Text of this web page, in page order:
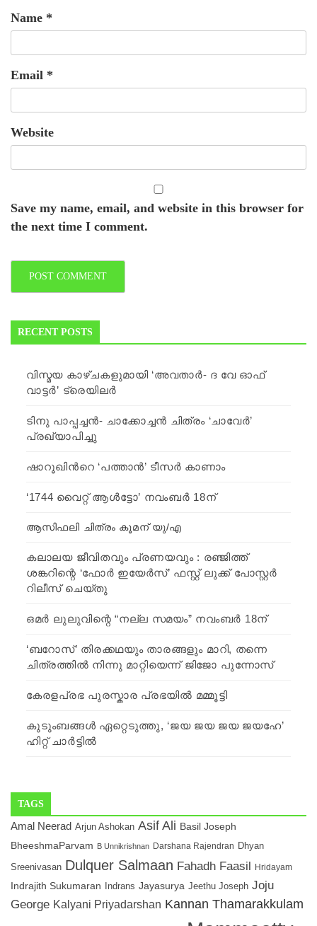
Name *
Email *
Website
Save my name, email, and website in this browser for
the next time I comment.
RECENT POSTS
വിസ്മയ കാഴ്ചകളുമായി ‘അവതാര്‍- ദ വേ ഓഫ്
വാട്ടര്‍’ ട്രെയിലര്‍
ടിനു പാപ്പച്ചന്‍- ചാക്കോച്ചന്‍ ചിത്രം ‘ചാവേര്‍’
പ്രഖ്യാപിച്ചു
ഷാറൂഖിന്‍റെ ‘പത്താന്‍’ ടീസര്‍ കാണാം
‘1744 വൈറ്റ് ആള്‍ട്ടോ’ നവംബര്‍ 18ന്
ആസിഫലി ചിത്രം കൂമന് യു/എ
കലാലയ ജീവിതവും പ്രണയവും : രഞ്ജിത്ത്
ശങ്കറിന്റെ ‘ഫോർ ഇയേർസ്’ ഫസ്റ്റ് ലുക്ക് പോസ്റ്റർ
റിലീസ് ചെയ്തു
ഒമർ ലുലുവിന്റെ “നല്ല സമയം” നവംബർ 18ന്
‘ബറോസ്’ തിരക്കഥയും താരങ്ങളും മാറി, തന്നെ
ചിത്രത്തില്‍ നിന്നു മാറ്റിയെന്ന് ജിജോ പുന്നോസ്
കേരളപ്രഭ പുരസ്കാര പ്രഭയില്‍ മമ്മൂട്ടി
കുടുംബങ്ങള്‍ ഏറ്റെടുത്തു, ‘ജയ ജയ ജയ ജയഹേ’
ഹിറ്റ് ചാര്‍ട്ടില്‍
TAGS
Amal Neerad Arjun Ashokan Asif Ali Basil Joseph
BheeshmaParvam B Unnikrishnan Darshana Rajendran Dhyan
Sreenivasan Dulquer Salmaan Fahadh Faasil Hridayam
Indrajith Sukumaran Indrans Jayasurya Jeethu Joseph Joju
George Kalyani Priyadarshan Kannan Thamarakkulam